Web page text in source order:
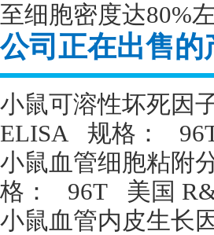
至细胞密度达80%
公司正在出售的
小鼠可溶性坏死因
ELISA
规格：
小鼠血管细胞粘附
格：
96T 美国
小鼠血管内皮生长